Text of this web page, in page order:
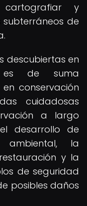
y
de
descubiertas en
es de suma
conservación
cuidadosas
a largo
desarrollo de
ambiental, la
y la
de seguridad
posibles daños